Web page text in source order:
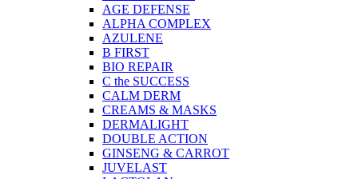
AGE DEFENSE
ALPHA COMPLEX
AZULENE
B FIRST
BIO REPAIR
C the SUCCESS
CALM DERM
CREAMS & MASKS
DERMALIGHT
DOUBLE ACTION
GINSENG & CARROT
JUVELAST